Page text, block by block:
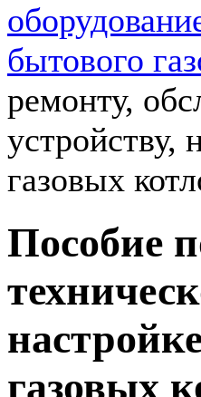
бытового
ремонту,
устройству,
газовых
Пособие
газовых